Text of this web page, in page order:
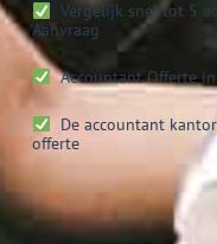
Vergelijk snel tot 5
Aanvraag
AccountantOfferte
De accountant
offerte